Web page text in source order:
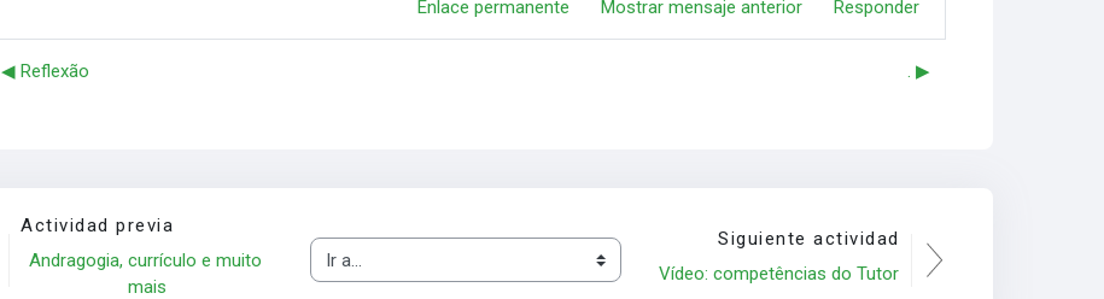
Enlace permanente
Mostrar mensaje anterior Responder
◀︎ Reflexão . ▶︎
Actividad previa
Andragogia, currículo e muito
mais
Ir a...
Siguiente actividad
Vídeo: competências do Tutor